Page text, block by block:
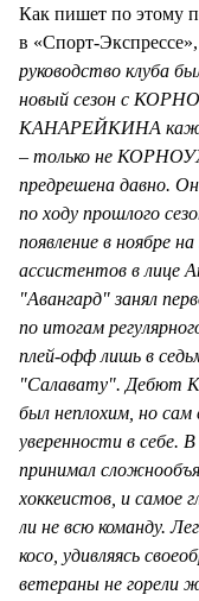
Как пишет по этому
в «Спорт-Экспрессе»,
руководство клуба
новый сезон с
КАНАРЕЙКИНА
– только не
предрешена давно.
по ходу прошлого
появление в ноябре
ассистентов в
"Авангард" занял
по итогам
плей-офф лишь в
"Салавату". Дебют
был неплохим, но сам
уверенности в
принимал
хоккеистов, и самое
ли не всю команду.
косо, удивляясь
ветераны не горели